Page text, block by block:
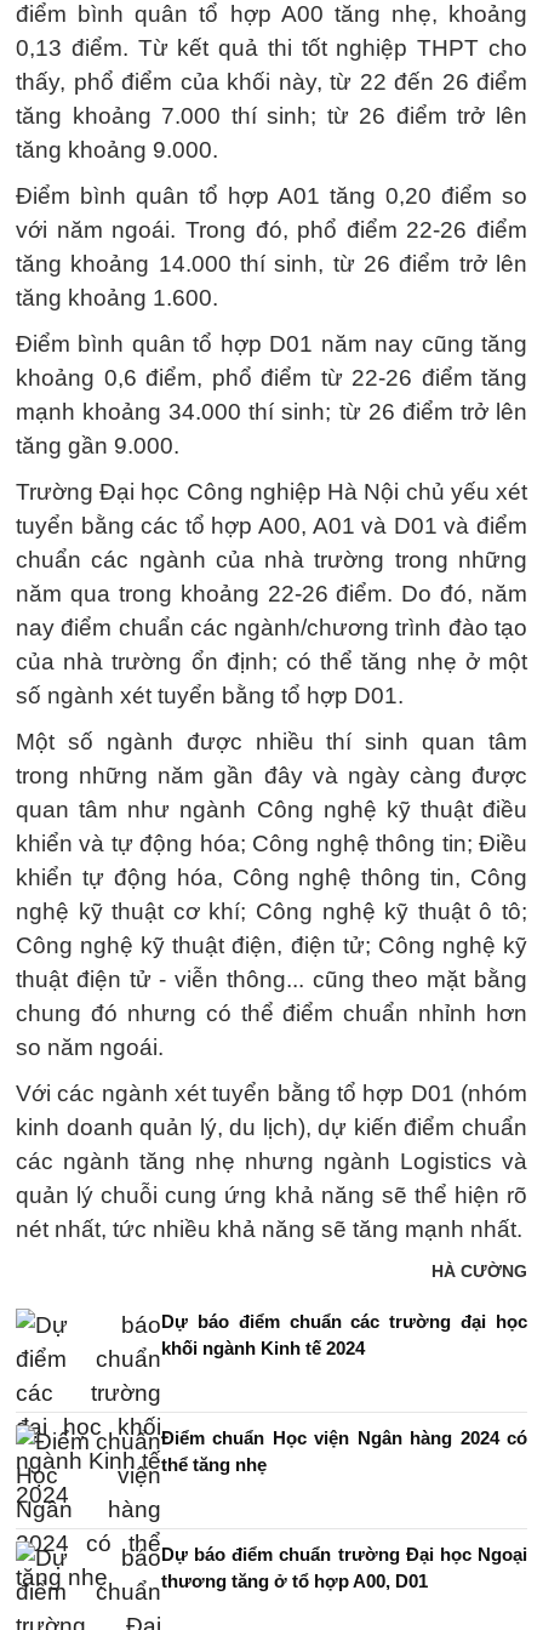
điểm bình quân tổ hợp A00 tăng nhẹ, khoảng
0,13 điểm. Từ kết quả thi tốt nghiệp THPT cho
thấy, phổ điểm của khối này, từ 22 đến 26 điểm
tăng khoảng 7.000 thí sinh; từ 26 điểm trở lên
tăng khoảng 9.000.
Điểm bình quân tổ hợp A01 tăng 0,20 điểm so
với năm ngoái. Trong đó, phổ điểm 22-26 điểm
tăng khoảng 14.000 thí sinh, từ 26 điểm trở lên
tăng khoảng 1.600.
Điểm bình quân tổ hợp D01 năm nay cũng tăng
khoảng 0,6 điểm, phổ điểm từ 22-26 điểm tăng
mạnh khoảng 34.000 thí sinh; từ 26 điểm trở lên
tăng gần 9.000.
Trường Đại học Công nghiệp Hà Nội chủ yếu xét
tuyển bằng các tổ hợp A00, A01 và D01 và điểm
chuẩn các ngành của nhà trường trong những
năm qua trong khoảng 22-26 điểm. Do đó, năm
nay điểm chuẩn các ngành/chương trình đào tạo
của nhà trường ổn định; có thể tăng nhẹ ở một
số ngành xét tuyển bằng tổ hợp D01.
Một số ngành được nhiều thí sinh quan tâm
trong những năm gần đây và ngày càng được
quan tâm như ngành Công nghệ kỹ thuật điều
khiển và tự động hóa; Công nghệ thông tin; Điều
khiển tự động hóa, Công nghệ thông tin, Công
nghệ kỹ thuật cơ khí; Công nghệ kỹ thuật ô tô;
Công nghệ kỹ thuật điện, điện tử; Công nghệ kỹ
thuật điện tử - viễn thông... cũng theo mặt bằng
chung đó nhưng có thể điểm chuẩn nhỉnh hơn
so năm ngoái.
Với các ngành xét tuyển bằng tổ hợp D01 (nhóm
kinh doanh quản lý, du lịch), dự kiến điểm chuẩn
các ngành tăng nhẹ nhưng ngành Logistics và
quản lý chuỗi cung ứng khả năng sẽ thể hiện rõ
nét nhất, tức nhiều khả năng sẽ tăng mạnh nhất.
HÀ CƯỜNG
Dự báo điểm chuẩn các trường đại học
khối ngành Kinh tế 2024
Điểm chuẩn Học viện Ngân hàng 2024 có
thể tăng nhẹ
Dự báo điểm chuẩn trường Đại học Ngoại
thương tăng ở tổ hợp A00, D01